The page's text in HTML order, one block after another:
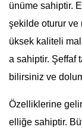
ünüme sahiptir.
şekilde oturur ve
üksek kaliteli
a sahiptir. Şeffaf
bilirsiniz ve
Özelliklerine
elliğe sahiptir.